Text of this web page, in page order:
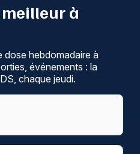
à
hebdomadaire à
événements : la
chaque jeudi.